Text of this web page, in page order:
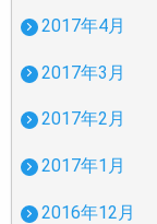
2017年4月
2017年3月
2017年2月
2017年1月
2016年12月